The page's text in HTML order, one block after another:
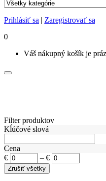
Prihlásiť sa | Zaregistrovať sa
0
Váš nákupný košík je
Filter produktov
Kĺúčové slová
Cena
€
– €